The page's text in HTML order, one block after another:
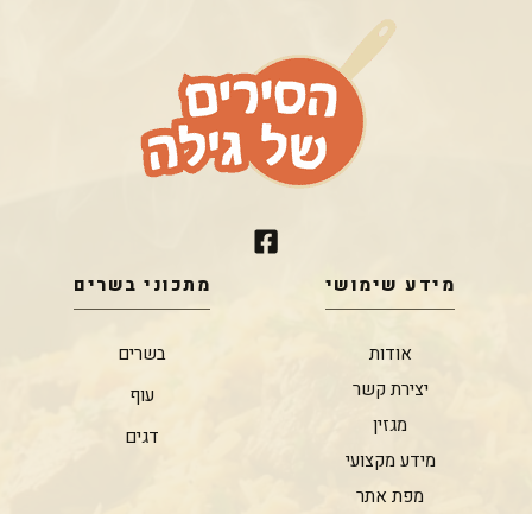
מידע שימושי
אודות
יצירת קשר
מגזין
מידע מקצועי
מפת אתר
מתכוני בשרים
בשרים
עוף
דגים